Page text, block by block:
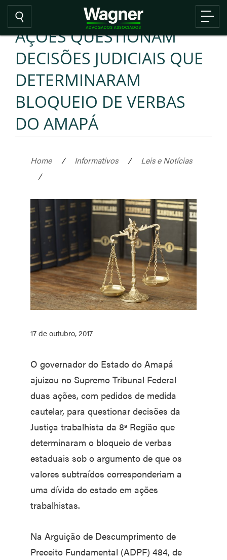
AÇÕES QUESTIONAM
DECISÕES JUDICIAIS QUE
DETERMINARAM
BLOQUEIO DE VERBAS
DO AMAPÁ
Home / Informativos /
Leis e Notícias
/
17 de outubro, 2017
O governador do Estado do Amapá
ajuizou no Supremo Tribunal Federal
duas ações, com pedidos de medida
cautelar, para questionar decisões da
Justiça trabalhista da 8ª Região que
determinaram o bloqueio de verbas
estaduais sob o argumento de que os
valores subtraídos corresponderiam a
uma dívida do estado em ações
trabalhistas.
Na Arguição de Descumprimento de
Preceito Fundamental (ADPF) 484, de